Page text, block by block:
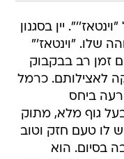
יין בסגנון
שלו. "וינטאז'"
זמן רב בבקבוק
לאצילותם. כרמל
רעה ביחס
גוף מלא, מתוק
לו טעם חזק וטוב
בסיום. הוא